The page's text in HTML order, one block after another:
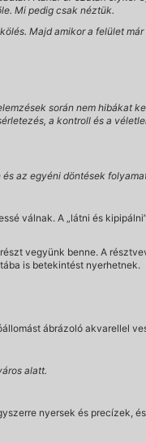
Mi pedig csak néztük.
Majd amikor a felület
során nem hibákat
a kontroll és a
az egyéni döntések
válnak. A „látni és
vegyünk benne. A
is betekintést nyerhetnek.
ábrázoló akvarellel
alatt.
nyersek és precízek,